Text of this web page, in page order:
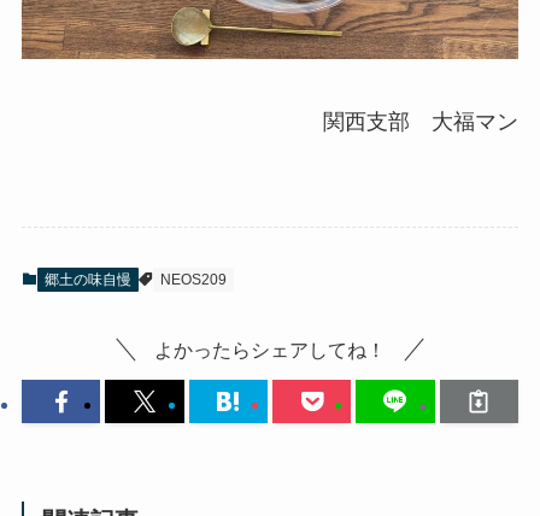
関西支部 大福マン
郷土の味自慢 NEOS209
よかったらシェアしてね！